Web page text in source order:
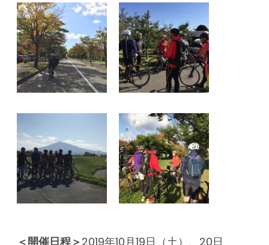
＜開催日程＞2019年10月19日（土）、20日